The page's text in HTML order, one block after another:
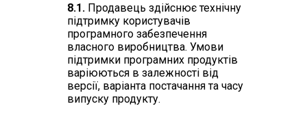
8.1. Продавець здійснює технічну
підтримку користувачів
програмного забезпечення
власного виробництва. Умови
підтримки програмних продуктів
варіюються в залежності від
версії, варіанта постачання та часу
випуску продукту.